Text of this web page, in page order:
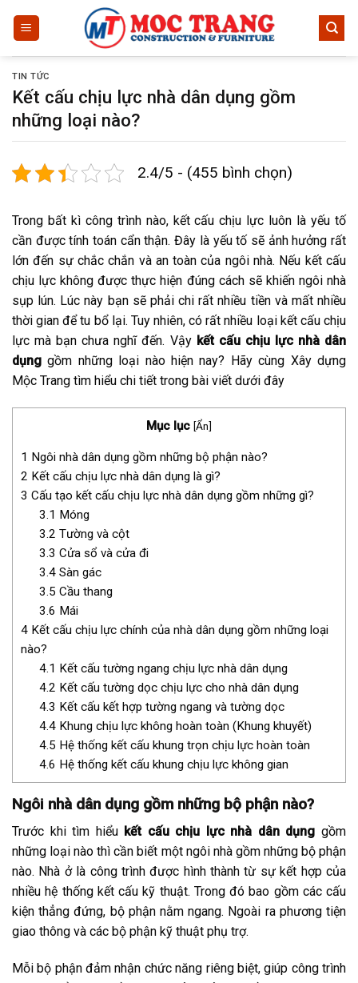
dungTIN TỨC
Kết cấu chịu lực nhà dân dụng gồm
những loại nào?
2.4/5 - (455 bình chọn)
Trong bất kì công trình nào, kết cấu chịu lực luôn là yếu tố
cần được tính toán cẩn thận. Đây là yếu tố sẽ ảnh hưởng rất
lớn đến sự chắc chắn và an toàn của ngôi nhà. Nếu kết cấu
chịu lực không được thực hiện đúng cách sẽ khiến ngôi nhà
sụp lún. Lúc này bạn sẽ phải chi rất nhiều tiền và mất nhiều
thời gian để tu bổ lại. Tuy nhiên, có rất nhiều loại kết cấu chịu
lực mà bạn chưa nghĩ đến. Vậykết cấu chịu lực nhà dân
dụng gồm những loại nào hiện nay? Hãy cùng Xây dựng
Mộc Trang tìm hiểu chi tiết trong bài viết dưới đây
Mục lục [Ẩn]
1 Ngôi nhà dân dụng gồm những bộ phận nào?
2 Kết cấu chịu lực nhà dân dụng là gì?
3 Cấu tạo kết cấu chịu lực nhà dân dụng gồm những gì?
3.1 Móng
3.2 Tường và cột
3.3 Cửa sổ và cửa đi
3.4Sàn gác
3.5 Cầu thang
3.6 Mái
4 Kết cấu chịu lực chính của nhà dân dụng gồm những loại
nào?
4.1 Kết cấu tường ngang chịu lực nhà dân dụng
4.2 Kết cấu tường dọc chịu lực cho nhà dân dụng
4.3 Kết cấu kết hợp tường ngang và tường dọc
4.4Khung chịu lực không hoàn toàn (Khung khuyết)
4.5 Hệ thống kết cấu khung trọn chịu lực hoàn toàn
4.6 Hệ thống kết cấu khung chịu lực không gian
Ngôi nhà dân dụng gồm những bộ phận nào?
Trước khi tìm hiểu kết cấu chịu lực nhà dân dụng gồm
những loại nào thì cần biết một ngôi nhà gồm những bộ phận
nào. Nhà ở là công trình được hình thành từ sự kết hợp của
nhiều hệ thống kết cấu kỹ thuật. Trong đó bao gồm các cấu
kiện thẳng đứng, bộ phận nằm ngang. Ngoài ra phương tiện
giao thông và các bộ phận kỹ thuật phụ trợ.
Mỗi bộ phận đảm nhận chức năng riêng biệt, giúp công trình